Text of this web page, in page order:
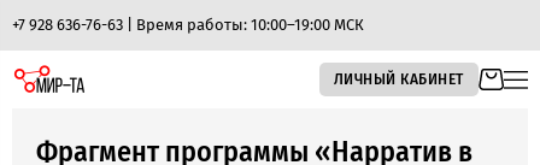
+7 928 636-76-63 | Время работы: 10:00–19:00 МСК
ЛИЧНЫЙ КАБИНЕТ
Фрагмент программы «Нарратив в